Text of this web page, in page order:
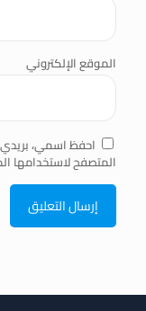
الموقع الإلكتروني
احفظ اسمي، بريدي
المتصفح لاستخدامها